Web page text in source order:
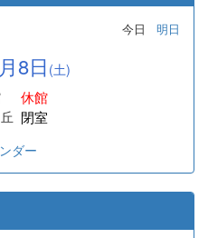
今日 明日
8日 (土)
休館
閉室
ダー